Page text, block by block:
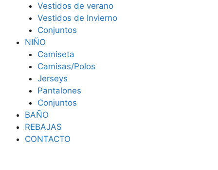
Vestidos de verano
Vestidos de Invierno
Conjuntos
NIÑO
Camiseta
Camisas/Polos
Jerseys
Pantalones
Conjuntos
BAÑO
REBAJAS
CONTACTO